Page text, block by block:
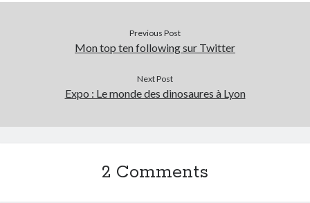
Previous Post
Mon top ten following sur Twitter
Next Post
Expo : Le monde des dinosaures à Lyon
2 Comments